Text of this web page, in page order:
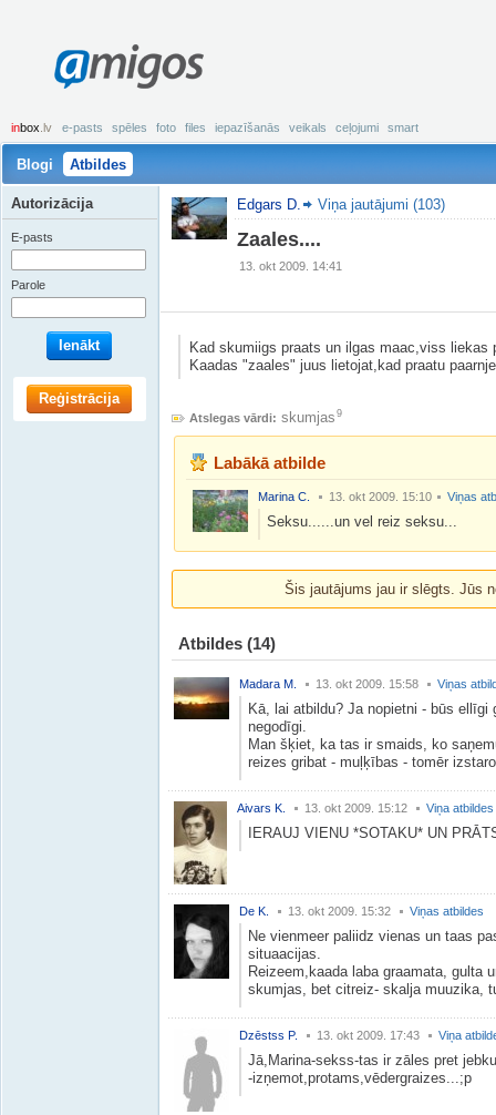
amigos
inbox .lv e-pasts spēles foto files iepazīšanās veikals ceļojumi smart
Blogi Atbildes
Edgars D. Viņa jautājumi (103)
Zaales....
13. okt 2009. 14:41
Kad skumiigs praats un ilgas maac,viss liekas
Kaadas "zaales" juus lietojat,kad praatu
Atslegas vārdi: skumjas 9
Labākā atbilde
Marina C. 13. okt 2009. 15:10 Viņas
Seksu......un vel reiz seksu...
Šis jautājums jau ir slēgts. Jūs
Atbildes (14)
Madara M. 13. okt 2009. 15:58 Viņas
Kā, lai atbildu? Ja nopietni - būs
negodīgi.
Man šķiet, ka tas ir smaids, ko
reizes gribat - muļķības - tomēr
Aivars K. 13. okt 2009. 15:12 Viņa atbildes
IERAUJ VIENU *SOTAKU* UN
De K. 13. okt 2009. 15:32 Viņas atbildes
Ne vienmeer paliidz vienas un taas
situaacijas.
Reizeem,kaada laba graamata, gulta
skumjas, bet citreiz- skalja muuzika,
Dzēstss P. 13. okt 2009. 17:43 Viņa
Jā,Marina-sekss-tas ir zāles pret
-izņemot,protams,vēdergraizes...;p
Autorizācija
E-pasts
Parole
Ienākt
Reģistrācija